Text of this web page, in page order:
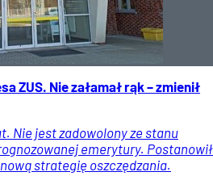
ZUS. Nie załamał rąk – zmienił
Nie jest zadowolony ze stanu
emerytury. Postanowił
strategię oszczędzania.